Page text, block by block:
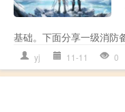
基础。下面分享一级消防
yj 11-11 0